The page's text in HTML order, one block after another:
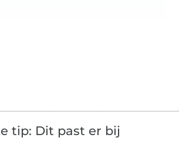
tip: Dit past er bij